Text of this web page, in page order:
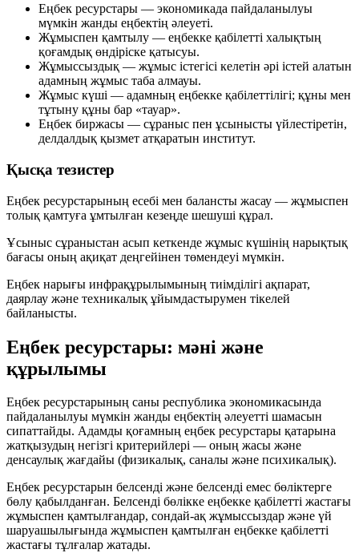
Еңбек ресурстары — экономикада пайдаланылуы
мүмкін жанды еңбектің әлеуеті.
Жұмыспен қамтылу — еңбекке қабілетті халықтың
қоғамдық өндіріске қатысуы.
Жұмыссыздық — жұмыс істегісі келетін әрі істей алатын
адамның жұмыс таба алмауы.
Жұмыс күші — адамның еңбекке қабілеттілігі; құны мен
тұтыну құны бар «тауар».
Еңбек биржасы — сұраныс пен ұсынысты үйлестіретін,
делдалдық қызмет атқаратын институт.
Қысқа тезистер
Еңбек ресурстарының есебі мен балансты жасау — жұмыспен
толық қамтуға ұмтылған кезеңде шешуші құрал.
Ұсыныс сұраныстан асып кеткенде жұмыс күшінің нарықтық
бағасы оның ақиқат деңгейінен төмендеуі мүмкін.
Еңбек нарығы инфрақұрылымының тиімділігі ақпарат,
даярлау және техникалық ұйымдастырумен тікелей
байланысты.
Еңбек ресурстары: мәні және
құрылымы
Еңбек ресурстарының саны республика экономикасында
пайдаланылуы мүмкін жанды еңбектің әлеуетті шамасын
сипаттайды. Адамды қоғамның еңбек ресурстары қатарына
жатқызудың негізгі критерийлері — оның жасы және
денсаулық жағдайы (физикалық, саналы және психикалық).
Еңбек ресурстарын белсенді және белсенді емес бөліктерге
бөлу қабылданған. Белсенді бөлікке еңбекке қабілетті жастағы
жұмыспен қамтылғандар, сондай-ақ жұмыссыздар және үй
шаруашылығында жұмыспен қамтылған еңбекке қабілетті
жастағы тұлғалар жатады.